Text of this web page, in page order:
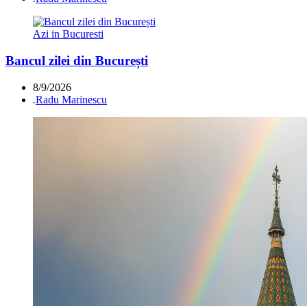
Azi in Bucuresti
Bancul zilei din București
8/9/2026
.Radu Marinescu